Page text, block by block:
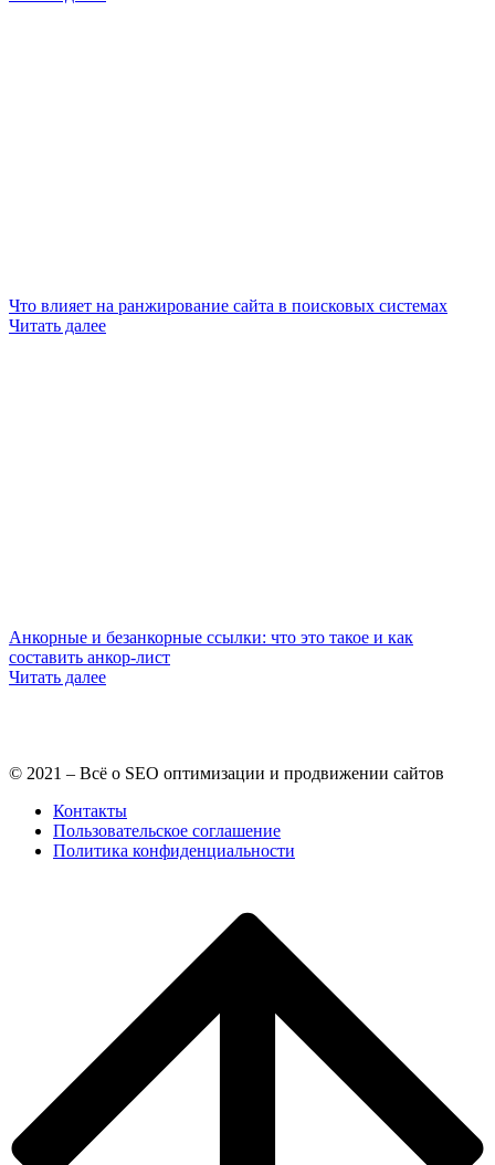
Что влияет на ранжирование сайта в поисковых системах
Читать далее
Анкорные и безанкорные ссылки: что это такое и как
составить анкор-лист
Читать далее
© 2021 – Всё о SEO оптимизации и продвижении сайтов
Контакты
Пользовательское соглашение
Политика конфиденциальности